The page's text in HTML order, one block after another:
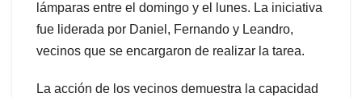
lámparas entre el domingo y el lunes. La iniciativa
fue liderada por Daniel, Fernando y Leandro,
vecinos que se encargaron de realizar la tarea.
La acción de los vecinos demuestra la capacidad